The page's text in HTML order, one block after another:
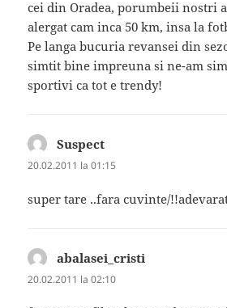
cei din Oradea, porumbeii nostri
alergat cam inca 50 km, insa la
Pe langa bucuria revansei din
simtit bine impreuna si ne-am
sportivi ca tot e trendy!
Suspect
20.02.2011 la 01:15
super tare ..fara cuvinte/
abalasei_cristi
20.02.2011 la 02:10